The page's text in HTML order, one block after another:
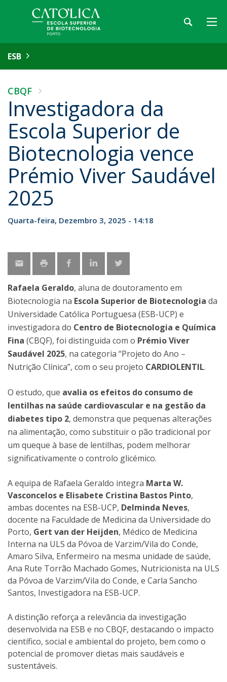
ESB
CBQF
Investigadora da
Escola Superior de
Biotecnologia vence
Prémio Viver Saudável
2025
Quarta-feira, Dezembro 3, 2025 - 14:18
Rafaela Geraldo, aluna de doutoramento em
Biotecnologia na Escola Superior de Biotecnologia da
Universidade Católica Portuguesa (ESB-UCP) e
investigadora do Centro de Biotecnologia e Química
Fina (CBQF), foi distinguida com o Prémio Viver
Saudável 2025, na categoria “Projeto do Ano –
Nutrição Clínica”, com o seu projeto CARDIOLENTIL.
O estudo, que avalia os efeitos do consumo de
lentilhas na saúde cardiovascular e na gestão da
diabetes tipo 2, demonstra que pequenas alterações
na alimentação, como substituir o pão tradicional por
um queque à base de lentilhas, podem melhorar
significativamente o controlo glicémico.
A equipa de Rafaela Geraldo integra Marta W.
Vasconcelos e Elisabete Cristina Bastos Pinto,
ambas docentes na ESB-UCP, Delminda Neves,
docente na Faculdade de Medicina da Universidade do
Porto, Gert van der Heijden, Médico de Medicina
Interna na ULS da Póvoa de Varzim/Vila do Conde,
Amaro Silva, Enfermeiro na mesma unidade de saúde,
Ana Rute Torrão Machado Gomes, Nutricionista na ULS
da Póvoa de Varzim/Vila do Conde, e Carla Sancho
Santos, Investigadora na ESB-UCP.
A distinção reforça a relevância da investigação
desenvolvida na ESB e no CBQF, destacando o impacto
científico, social e ambiental do projeto, bem como o
potencial de promover dietas mais saudáveis e
sustentáveis.